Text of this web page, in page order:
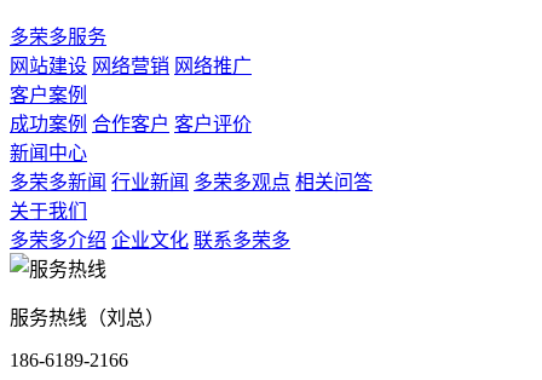
多荣多服务
网站建设 网络营销 网络推广
客户案例
成功案例 合作客户 客户评价
新闻中心
多荣多新闻 行业新闻 多荣多观点 相关问答
关于我们
多荣多介绍 企业文化 联系多荣多
服务热线（刘总）
186-6189-2166